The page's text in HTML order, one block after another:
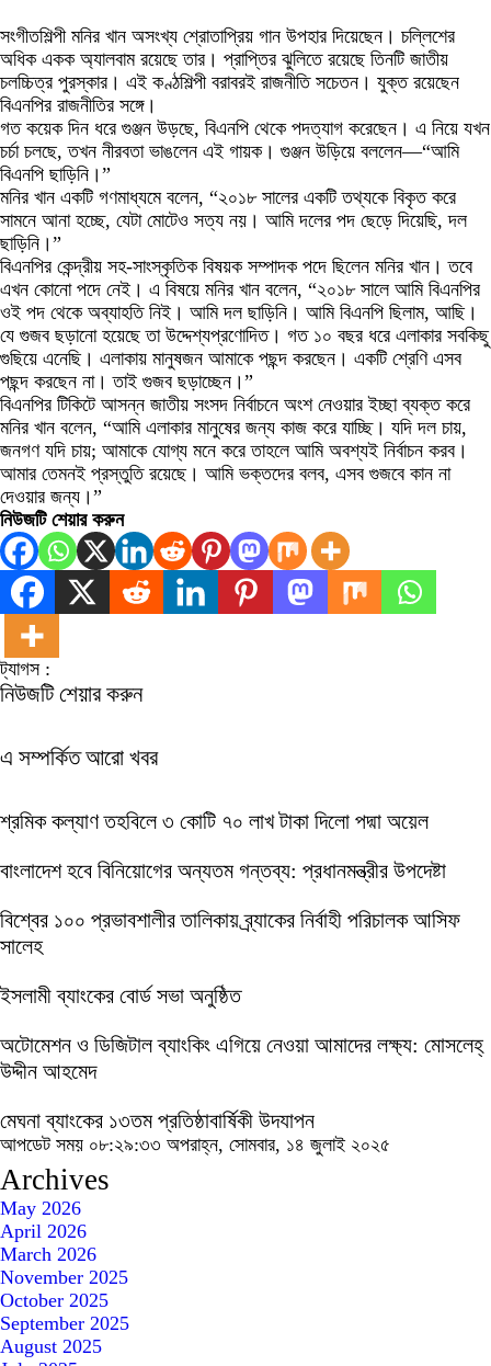
সংগীতশিল্পী মনির খান অসংখ্য শ্রোতাপ্রিয় গান উপহার দিয়েছেন। চল্লিশের
অধিক একক অ্যালবাম রয়েছে তার। প্রাপ্তির ঝুলিতে রয়েছে তিনটি জাতীয়
চলচ্চিত্র পুরস্কার। এই কণ্ঠশিল্পী বরাবরই রাজনীতি সচেতন। যুক্ত রয়েছেন
বিএনপির রাজনীতির সঙ্গে।
গত কয়েক দিন ধরে গুঞ্জন উড়ছে, বিএনপি থেকে পদত্যাগ করেছেন। এ নিয়ে যখন
চর্চা চলছে, তখন নীরবতা ভাঙলেন এই গায়ক। গুঞ্জন উড়িয়ে বললেন—“আমি
বিএনপি ছাড়িনি।”
মনির খান একটি গণমাধ্যমে বলেন, “২০১৮ সালের একটি তথ্যকে বিকৃত করে
সামনে আনা হচ্ছে, যেটা মোটেও সত্য নয়। আমি দলের পদ ছেড়ে দিয়েছি, দল
ছাড়িনি।”
বিএনপির কেন্দ্রীয় সহ-সাংস্কৃতিক বিষয়ক সম্পাদক পদে ছিলেন মনির খান। তবে
এখন কোনো পদে নেই। এ বিষয়ে মনির খান বলেন, “২০১৮ সালে আমি বিএনপির
ওই পদ থেকে অব্যাহতি নিই। আমি দল ছাড়িনি। আমি বিএনপি ছিলাম, আছি।
যে গুজব ছড়ানো হয়েছে তা উদ্দেশ্যপ্রণোদিত। গত ১০ বছর ধরে এলাকার সবকিছু
গুছিয়ে এনেছি। এলাকায় মানুষজন আমাকে পছন্দ করছেন। একটি শ্রেণি এসব
পছন্দ করছেন না। তাই গুজব ছড়াচ্ছেন।”
বিএনপির টিকিটে আসন্ন জাতীয় সংসদ নির্বাচনে অংশ নেওয়ার ইচ্ছা ব্যক্ত করে
মনির খান বলেন, “আমি এলাকার মানুষের জন্য কাজ করে যাচ্ছি। যদি দল চায়,
জনগণ যদি চায়; আমাকে যোগ্য মনে করে তাহলে আমি অবশ্যই নির্বাচন করব।
আমার তেমনই প্রস্তুতি রয়েছে। আমি ভক্তদের বলব, এসব গুজবে কান না
দেওয়ার জন্য।”
নিউজটি শেয়ার করুন
ট্যাগস :
নিউজটি শেয়ার করুন
এ সম্পর্কিত আরো খবর
শ্রমিক কল্যাণ তহবিলে ৩ কোটি ৭০ লাখ টাকা দিলো পদ্মা অয়েল
বাংলাদেশ হবে বিনিয়োগের অন্যতম গন্তব্য: প্রধানমন্ত্রীর উপদেষ্টা
বিশ্বের ১০০ প্রভাবশালীর তালিকায় ব্র্যাকের নির্বাহী পরিচালক আসিফ
সালেহ
ইসলামী ব্যাংকের বোর্ড সভা অনুষ্ঠিত
অটোমেশন ও ডিজিটাল ব্যাংকিং এগিয়ে নেওয়া আমাদের লক্ষ্য: মোসলেহ্‌
উদ্দীন আহমেদ
মেঘনা ব্যাংকের ১৩তম প্রতিষ্ঠাবার্ষিকী উদযাপন
আপডেট সময় ০৮:২৯:৩৩ অপরাহ্ন, সোমবার, ১৪ জুলাই ২০২৫
Archives
May 2026
April 2026
March 2026
November 2025
October 2025
September 2025
August 2025